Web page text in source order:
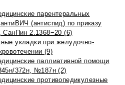
парентеральных
(антиспид) по приказу
СанПин 2.1368−20 (6)
укладки при желудочно-
(9)
паллиативной помощи
372н, №187н (2)
противопедикулезные